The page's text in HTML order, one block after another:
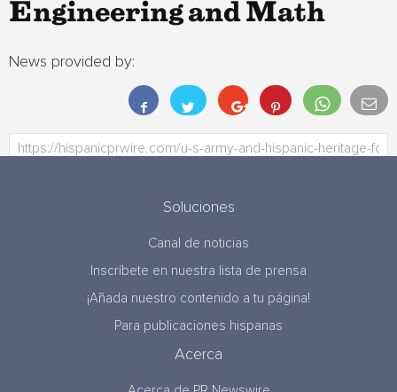
Engineering and Math
News provided by:
Soluciones
Canal de noticias
Inscríbete en nuestra lista de prensa
¡Añada nuestro contenido a tu página!
Para publicaciones hispanas
Acerca